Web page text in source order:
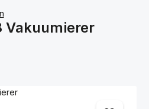
von 0 von 5 Sternen
Vakuumierer